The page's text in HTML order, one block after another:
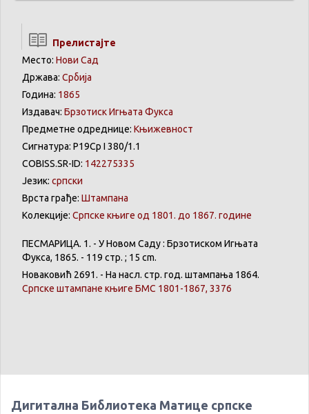
Прелистајте
Место: Нови Сад
Држава: Србија
Година: 1865
Издавач: Брзотиск Игњата Фукса
Предметне одреднице: Књижевност
Сигнатура: Р19Ср I 380/1.1
COBISS.SR-ID: 142275335
Језик: српски
Врста грађе: Штампана
Колекције: Српске књиге од 1801. до 1867. године
ПЕСМАРИЦА. 1. - УНовом Саду: Брзотиском Игњата
Фукса, 1865. - 119 стр. ; 15 cm.
Новаковић 2691. - На насл. стр. год. штампања 1864.
Српске штампане књиге БМС 1801-1867, 3376
Дигитална Библиотека Матице српске